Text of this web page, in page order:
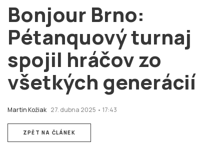
# Brno
# volby
login PŘIHLÁSIT SE
Zapomněli jste heslo?
Bonjour Brno:
Pétanquový turnaj
spojil hráčov zo
všetkých generácií
Martin Kožiak 27. dubna 2025 • 17:43
ZPĚT NA ČLÁNEK